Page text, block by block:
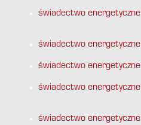
świadectwo
świadectwo
świadectwo
świadectwo energetyczne
świadectwo energetyczne